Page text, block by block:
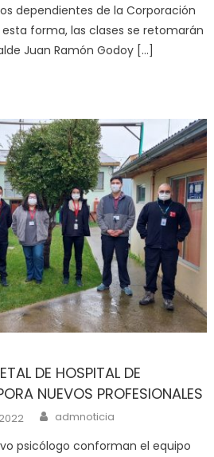
dependientes de la Corporación
forma, las clases se retomarán
Juan Ramón Godoy […]
DE HOSPITAL DE
NUEVOS PROFESIONALES
Author
admnoticia
psicólogo conforman el equipo